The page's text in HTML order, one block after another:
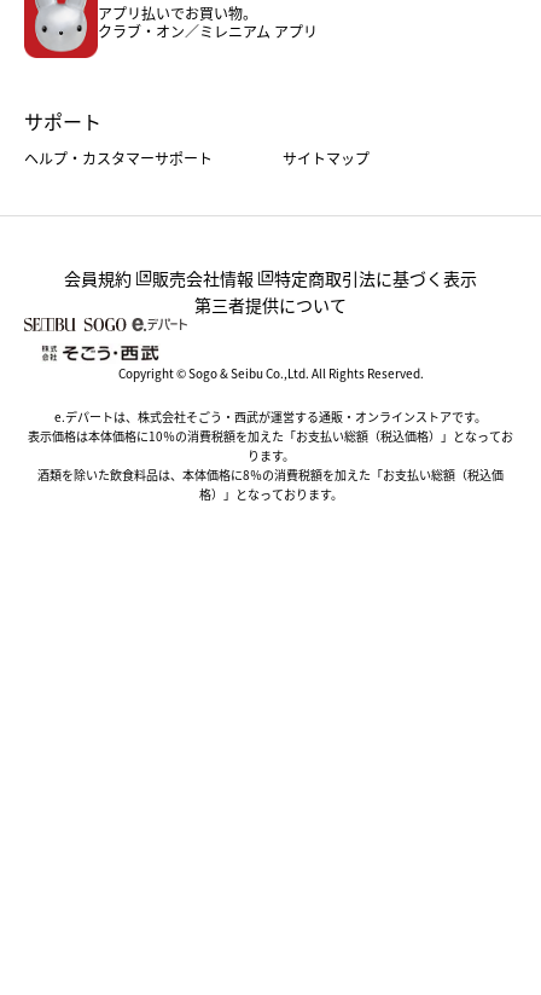
ホーム・キッチン＆アート
アプリ払いでお買い物。
クラブ・オン／ミレニアム アプリ
サポート
ヘルプ・カスタマーサポート サイトマップ
会員規約 販売会社情報
特定商取引法に基づく表示
第三者提供について
Copyright © Sogo & Seibu Co.,Ltd. All Rights Reserved.
e.デパートは、株式会社そごう・西武が運営する通販・オンラインストアです。
表示価格は本体価格に10％の消費税額を加えた「お支払い総額（税込価格）」となってお
ります。
酒類を除いた飲食料品は、本体価格に8％の消費税額を加えた「お支払い総額（税込価
格）」となっております。